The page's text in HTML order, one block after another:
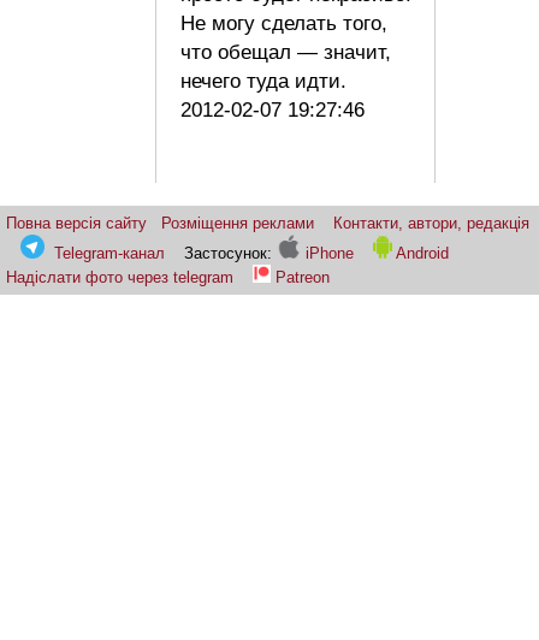
Не могу сделать того,
что обещал — значит,
нечего туда идти.
2012-02-07 19:27:46
Повна версія сайту Розміщення реклами
Контакти, автори, редакція
Telegram-канал
Застосунок: iPhone
Android
Надіслати фото через telegram
Patreon